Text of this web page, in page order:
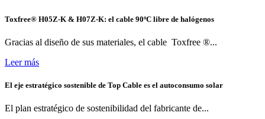
Toxfree® H05Z-K & H07Z-K: el cable 90ºC libre de halógenos
Gracias al diseño de sus materiales, el cable Toxfree ®...
Leer más
El eje estratégico sostenible de Top Cable es el autoconsumo solar
El plan estratégico de sostenibilidad del fabricante de...